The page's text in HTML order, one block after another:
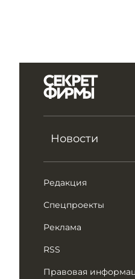
Новости
Редакция
Спецпроекты
Реклама
RSS
Правовая